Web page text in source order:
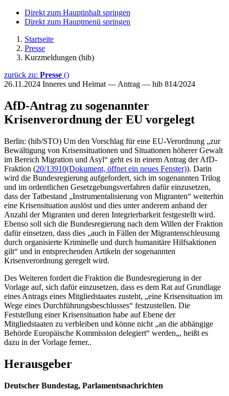
Direkt zum Hauptinhalt springen
Direkt zum Hauptmenü springen
Startseite
Presse
Kurzmeldungen (hib)
zurück zu: Presse ()
26.11.2024 Inneres und Heimat — Antrag — hib 814/2024
AfD-Antrag zu sogenannter
Krisenverordnung der EU vorgelegt
Berlin: (hib/STO) Um den Vorschlag für eine EU-Verordnung „zur
Bewältigung von Krisensituationen und Situationen höherer Gewalt
im Bereich Migration und Asyl“ geht es in einem Antrag der AfD-
Fraktion (20/13910(Dokument, öffnet ein neues Fenster)). Darin
wird die Bundesregierung aufgefordert, sich im sogenannten Trilog
und im ordentlichen Gesetzgebungsverfahren dafür einzusetzen,
dass der Tatbestand „Instrumentalisierung von Migranten“ weiterhin
eine Krisensituation auslöst und dies unter anderem anhand der
Anzahl der Migranten und deren Integrierbarkeit festgestellt wird.
Ebenso soll sich die Bundesregierung nach dem Willen der Fraktion
dafür einsetzen, dass dies „auch in Fällen der Migrantenschleusung
durch organisierte Kriminelle und durch humanitäre Hilfsaktionen
gilt“ und in entsprechenden Artikeln der sogenannten
Krisenverordnung geregelt wird.
Des Weiteren fordert die Fraktion die Bundesregierung in der
Vorlage auf, sich dafür einzusetzen, dass es dem Rat auf Grundlage
eines Antrags eines Mitgliedstaates zusteht, „eine Krisensituation im
Wege eines Durchführungsbeschlusses“ festzustellen. Die
Feststellung einer Krisensituation habe auf Ebene der
Mitgliedstaaten zu verbleiben und könne nicht „an die abhängige
Behörde Europäische Kommission delegiert“ werden„, heißt es
dazu in der Vorlage ferner..
Herausgeber
Deutscher Bundestag, Parlamentsnachrichten